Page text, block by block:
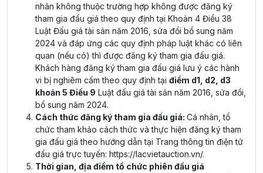
nhân không thuộc trường hợp không được đăng ký
tham gia đấu giá theo quy định tại Khoản 4 Điều 38
Luật Đấu giá tài sản năm 2016, sửa đổi bổ sung năm
2024 và đáp ứng các quy định pháp luật khác có liên
quan (nếu có) thì được đăng ký tham gia đấu giá.
Khách hàng đăng ký tham gia đấu giá lưu ý các hành
vi bị nghiêm cấm theo quy định tại điểm d1, d2, d3
khoản 5 Điều 9 Luật đấu giá tài sản năm 2016, sửa đổi,
bổ sung năm 2024.
Cách thức đăng ký tham gia đấu giá: Cá nhân, tổ
chức tham khảo cách thức và thực hiện đăng ký tham
gia đấu giá theo hướng dẫn tại Trang thông tin điện tử
đấu giá trực tuyến: https://lacvietauction.vn/.
Thời gian, địa điểm tổ chức phiên đấu giá